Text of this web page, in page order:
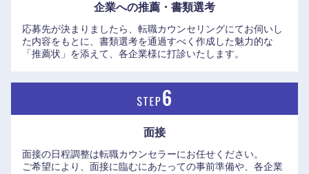
企業への推薦・書類選考
応募先が決まりましたら、転職カウンセリングにてお伺いし
た内容をもとに、書類選考を通過すべく作成した魅力的な
「推薦状」を添えて、各企業様に打診いたします。
面接
面接の日程調整は転職カウンセラーにお任せください。
ご希望により、面接に臨むにあたっての事前準備や、各企業
中国・四国地方
鳥取県 島根県